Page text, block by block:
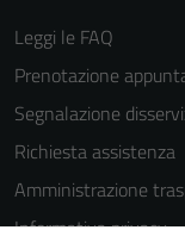
Leggi le FAQ
Prenotazione
Segnalazione
Richiesta assistenza
Amministrazione
Informativa privacy